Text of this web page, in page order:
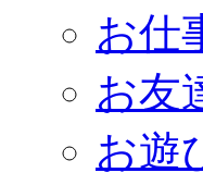
お仕
お友
お遊